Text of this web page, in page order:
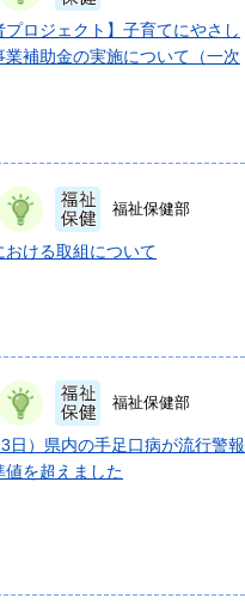
プロジェクト】子育てにやさし
業補助金の実施について（一次
福祉保健部
おける取組について
福祉保健部
日）県内の手足口病が流行警報
値を超えました